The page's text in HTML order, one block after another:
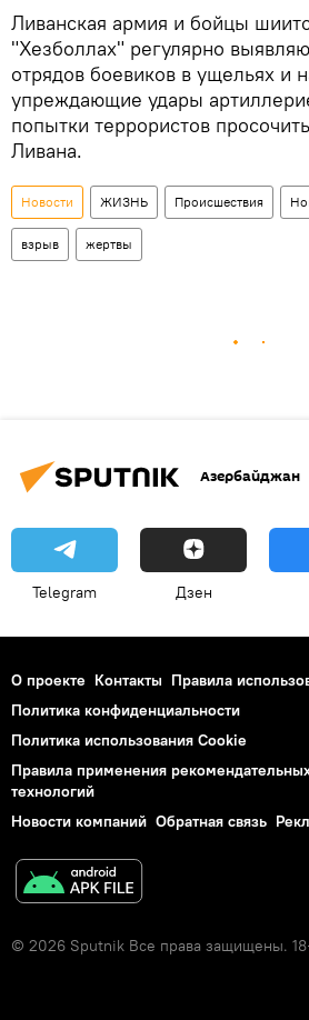
Ливанская армия и бойцы
"Хезболлах" регулярно
отрядов боевиков в ущельях и
упреждающие удары
попытки террористов
Ливана.
Новости ЖИЗНЬ Происшествия
взрыв жертвы
Азербайджан
Telegram Дзен
О проекте Контакты Правила
Политика конфиденциальности
Политика использования Cookie
Правила применения
технологий
Новости компаний Обратная связь
© 2026 Sputnik Все права защищены.